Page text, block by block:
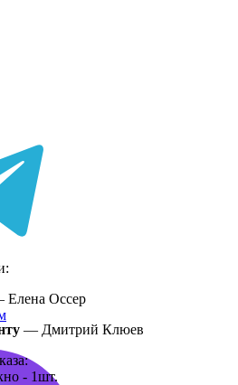
Елена Оссер
— Дмитрий Клюев
- 1шт.